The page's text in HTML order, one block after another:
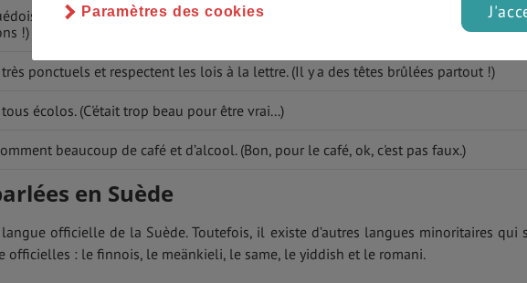
sont tous grands avec des cheveux blonds et des yeux bleus. (Ça ce sontles
!)
ponctuels et respectent les lois à la lettre. (Il y a des têtes brûlées partout !)
écolos. (C'était trop beau pour être vrai...)
beaucoup de café et d’alcool. (Bon, pour le café, ok, c'est pas faux.)
en Suède
officielle de la Suède. Toutefois, il existe d’autres langues minoritaires qui
officielles : le finnois, le meänkieli, le same, le yiddish et le romani.
Paramètres des cookies